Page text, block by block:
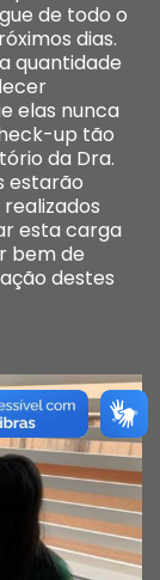
de todo o
dias.
quantidade
elas nunca
up tão
da Dra.
estarão
esta carga
bem de
destes